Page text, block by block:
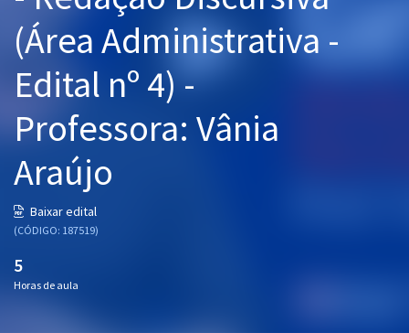
Mentorias
Questões grátis
Conteúdo gratuito
Aprovados
Atendimento
(Área Administrativa -
Edital nº 4) -
Professora: Vânia
Araújo
Baixar edital
(CÓDIGO: 187519)
5
Horas de aula